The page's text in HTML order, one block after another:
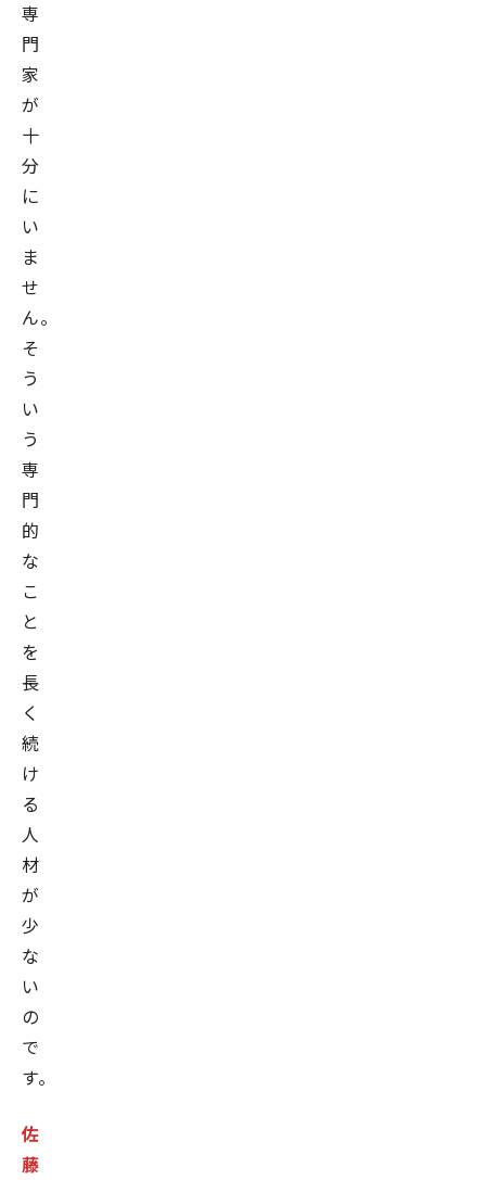
ン
2026
専
門
家
が
十
分
に
い
ま
せ
ん。
そ
う
い
う
専
門
的
な
こ
と
を
長
く
続
け
る
人
材
が
少
な
い
の
で
す。
佐
藤